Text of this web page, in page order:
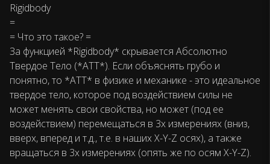
Rigidbody
=
= Что это такое? =
За функцией *Rigidbody* скрывается Абсолютно
Твердое Тело (*АТТ*). Если объяснять грубо и
понятно, то *АТТ* в физике и механике - это идеальное
твердое тело, которое под воздействием силы не
может менять свои свойства, но может (под ее
воздействием) перемещаться в 3х измерениях (вниз,
вверх, вперед и т.д., т.е. в наших X-Y-Z осях), а также
вращаться в 3х измерениях (опять же по осям X-Y-Z).